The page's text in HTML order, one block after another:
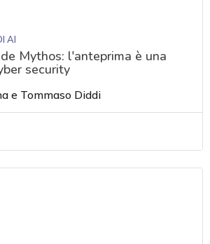
AI
Mythos: l'anteprima è una
security
e Tommaso Diddi